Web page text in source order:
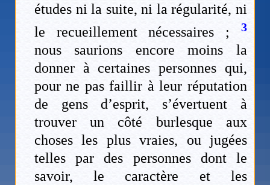
études ni la suite, ni la régularité, ni
le recueillement nécessaires ; 3
nous saurions encore moins la
donner à certaines personnes qui,
pour ne pas faillir à leur réputation
de gens d’esprit, s’évertuent à
trouver un côté burlesque aux
choses les plus vraies, ou jugées
telles par des personnes dont le
savoir, le caractère et les